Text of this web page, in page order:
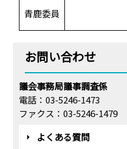
青鹿委員
お問い合わせ
議会事務局議事調査係
電話：03-5246-1473
ファクス：03-5246-1479
よくある質問